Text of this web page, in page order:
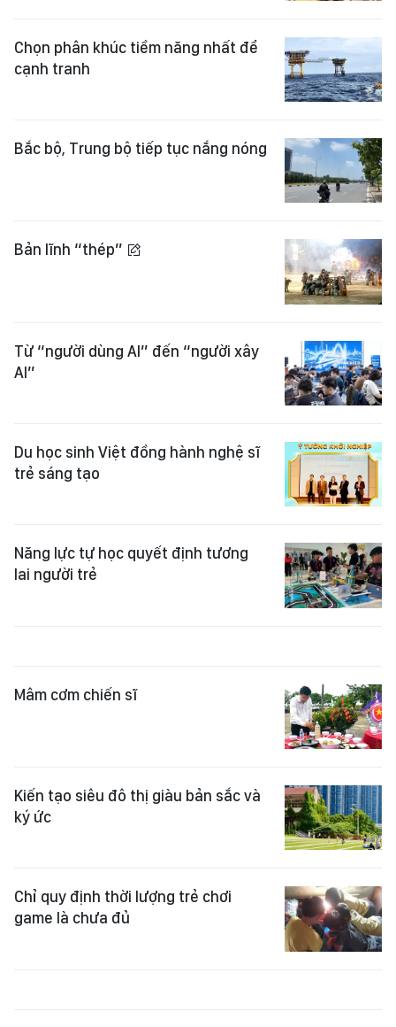
Chọn phân khúc tiềm năng nhất để
cạnh tranh
Bắc bộ, Trung bộ tiếp tục nắng nóng
Bản lĩnh “thép”
Từ “người dùng AI” đến “người xây
AI”
Du học sinh Việt đồng hành nghệ sĩ
trẻ sáng tạo
Năng lực tự học quyết định tương
lai người trẻ
Mâm cơm chiến sĩ
Kiến tạo siêu đô thị giàu bản sắc và
ký ức
Chỉ quy định thời lượng trẻ chơi
game là chưa đủ